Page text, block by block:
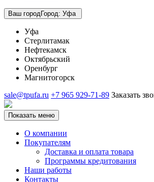
Ваш городГород: Уфа
Уфа
Стерлитамак
Нефтекамск
Октябрьский
Оренбург
Магнитогорск
sale@tpufa.ru +7 965 929-71-89 Заказать
Показать меню
О компании
Покупателям
Доставка и оплата товара
Программы кредитования
Наши работы
Контакты